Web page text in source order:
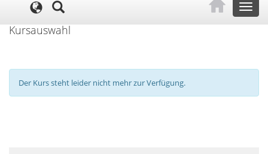
Toggle
Kursauswahl
Der Kurs steht leider nicht mehr zur Verfügung.